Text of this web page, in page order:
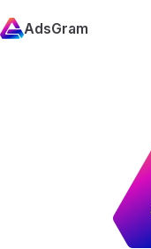
Skip to content
AdsGram